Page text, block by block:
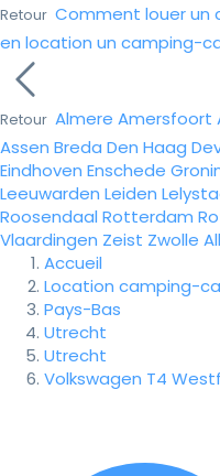
Retour Comment louer un
en location un camping-
Retour Almere Amersfoort
Assen Breda Den Haag
Eindhoven Enschede
Leeuwarden Leiden
Roosendaal Rotterdam
Vlaardingen Zeist Zwolle
Accueil
Location camping-
Pays-Bas
Utrecht
Utrecht
Volkswagen T4